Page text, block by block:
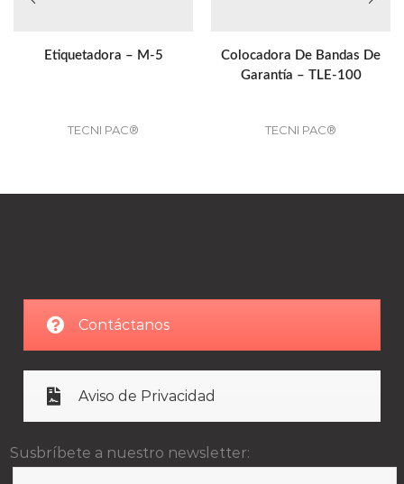
Etiquetadora – M-5
TECNI PAC®
Colocadora De Bandas De
Garantía – TLE-100
TECNI PAC®
Contáctanos
Aviso de Privacidad
Susbríbete a nuestro newsletter: